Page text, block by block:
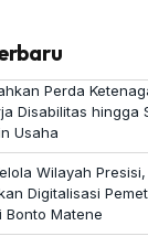
Perda
Disabilitas hingga
Usaha
Wilayah
Digitalisasi
Bonto Matene